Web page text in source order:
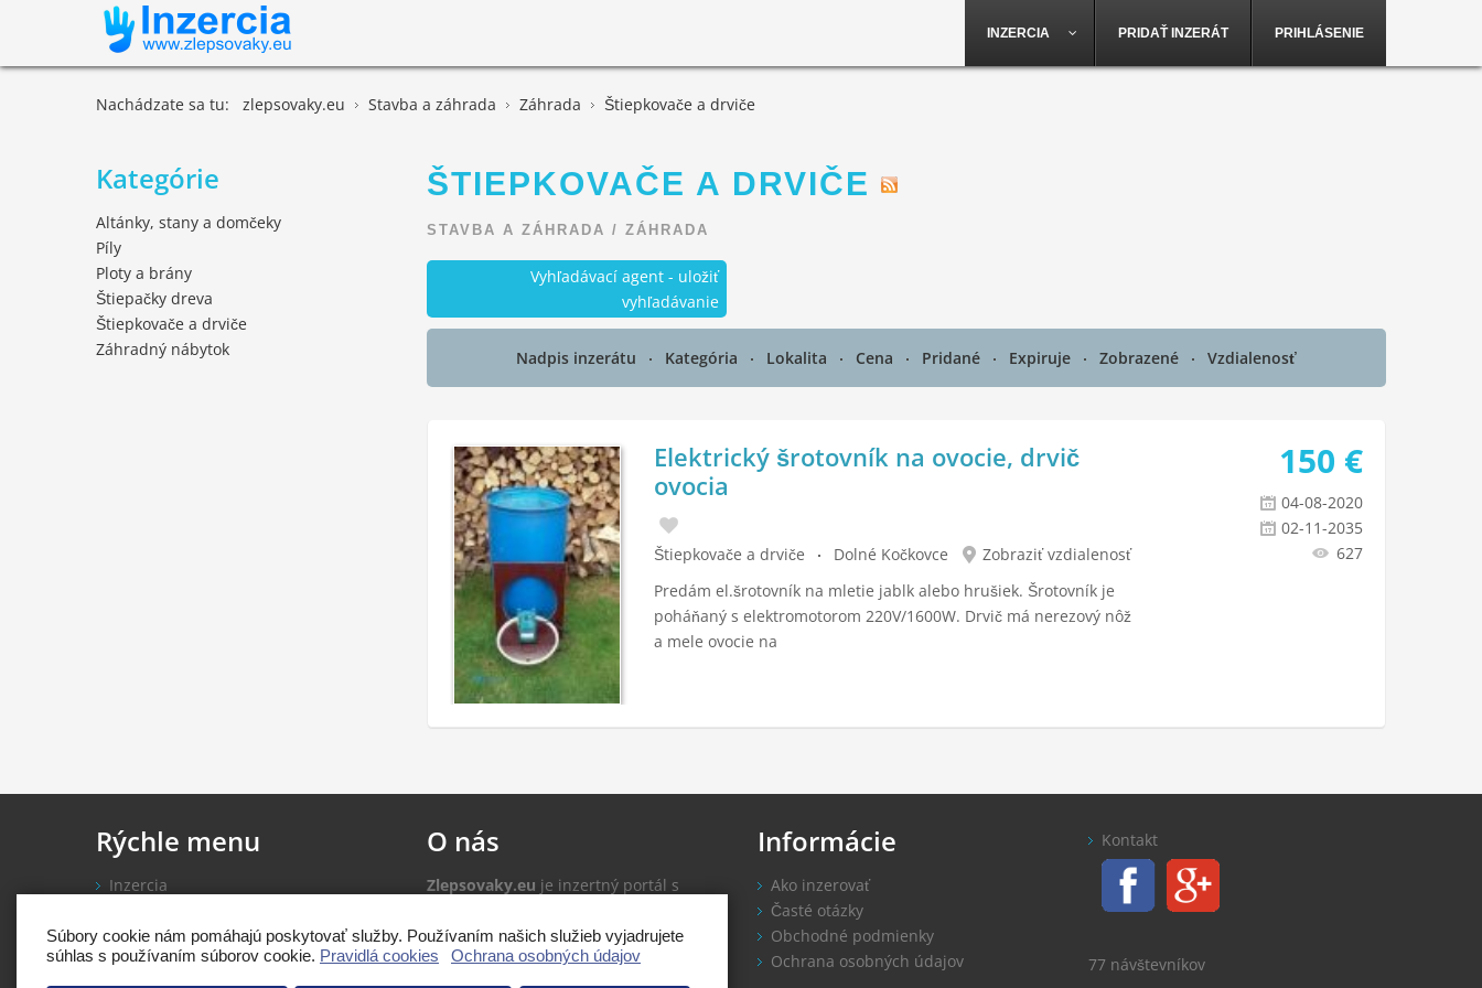
Súbory cookie nám pomáhajú poskytovať služby. Používaním našich služieb vyjadrujete
súhlas s používaním súborov cookie. Pravidlá cookies Ochrana osobných údajov
INZERCIA PRIDAŤ INZERÁT PRIHLÁSENIE
Nachádzate sa tu: zlepsovaky.eu Stavba a záhrada Záhrada Štiepkovače a drviče
ŠTIEPKOVAČE A DRVIČE
STAVBA A ZÁHRADA / ZÁHRADA
Vyhľadávací agent - uložiť
vyhľadávanie
Nadpis inzerátu Kategória Lokalita Cena Pridané Expiruje Zobrazené Vzdialenosť
Elektrický šrotovník na ovocie, drvič
ovocia
Štiepkovače a drviče Dolné Kočkovce
Zobraziť vzdialenosť
Predám el.šrotovník na mletie jablk alebo hrušiek. Šrotovník je
poháňaný s elektromotorom 220V/1600W. Drvič má nerezový nôž
a mele ovocie na
150 €
04-08-2020
02-11-2035
627
Kategórie
Altánky, stany a domčeky
Píly
Ploty a brány
Štiepačky dreva
Štiepkovače a drviče
Záhradný nábytok
Rýchle menu
Inzercia
Pridať inzerát
O nás
Zlepsovaky.eu je inzertný portál s
Rady a tipy
Informácie
Ako inzerovať
Časté otázky
Obchodné podmienky
Ochrana osobných údajov
Kontakt
77 návštevníkov